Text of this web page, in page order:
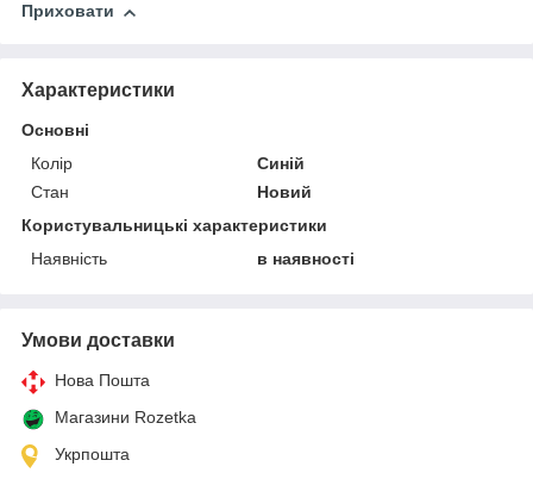
Приховати
Характеристики
Основні
Колір
Синій
Стан
Новий
Користувальницькі характеристики
Наявність
в наявності
Умови доставки
Нова Пошта
Магазини Rozetka
Укрпошта